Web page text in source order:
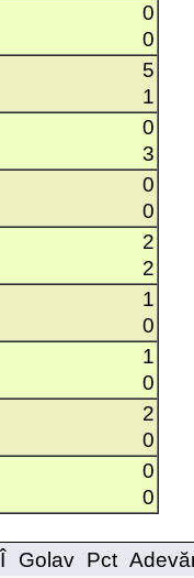
0
0
5
1
0
3
0
0
2
2
1
0
1
0
2
0
0
0
Î Golav Pct